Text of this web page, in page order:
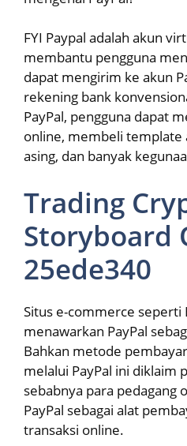
FYI Paypal adalah akun
membantu pengguna
dapat mengirim ke akun
rekening bank
PayPal, pengguna dapat
online, membeli template
asing, dan banyak
Trading
Storyboard
25ede340
Situs e-commerce seperti
menawarkan PayPal
Bahkan metode
melalui PayPal ini diklaim
sebabnya para pedagang
PayPal sebagai alat
transaksi online.